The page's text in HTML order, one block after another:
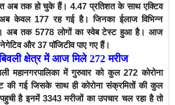
अब तक हो चुके हैं। 4.47प्रतिशत के साथ एक्टिव
अब केवल 177रह गई है। जिनका ईलाज विभिन्न
अब तक 5778 लोगों का स्वेब टेस्ट हुआ है। आज
नेगेटिव और 37पाॅजिटीव पाए गए हैं।
क्षेत्र में आज मिले 272 मरीज
महानगरपालिका में गुरुवार को कुल 272 कोरोना
की गई जिसके साथ ही कोरोना संक्रमितों की कुल
है इनमें 3343 मरीजों का उपचार चल रहा है तो